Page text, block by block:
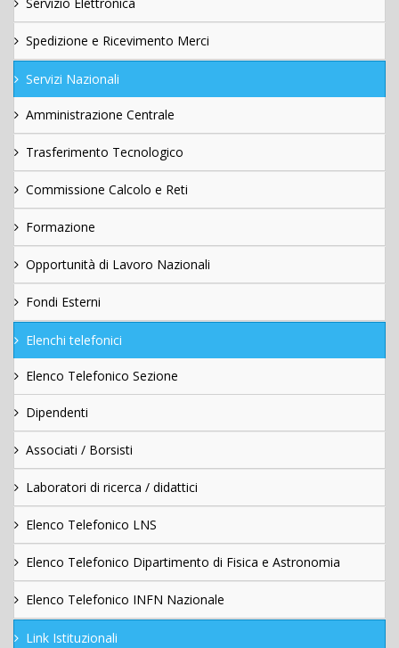
Spedizione e Ricevimento Merci
Servizi Nazionali
Amministrazione Centrale
Trasferimento Tecnologico
Commissione Calcolo e Reti
Formazione
Opportunità di Lavoro Nazionali
Fondi Esterni
Elenchi telefonici
Elenco Telefonico Sezione
Dipendenti
Associati / Borsisti
Laboratori di ricerca / didattici
Elenco Telefonico LNS
Elenco Telefonico Dipartimento di Fisica e Astronomia
Elenco Telefonico INFN Nazionale
Link Istituzionali